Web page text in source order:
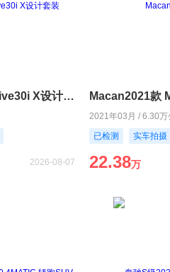
宝马X5(进口)2019款 xDrive30i X设计套装
2026-08-07
Macan2021款
2021年03月 / 6.30万
已检测
实车拍摄
22.38万